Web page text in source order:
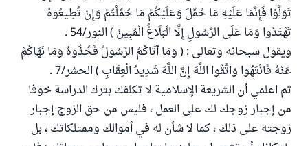
تَوَلَّوْا فَإِنَّمَا عَلَيْهِ مَا حُمِّلَ وَعَلَيْكُمْ مَا حُمِّلْتُمْ وَإِنْ تُطِيعُوهُ
تَهْتَدُوا وَمَا عَلَى الرَّسُولِ إِلَّا الْبَلَاغُ الْمُبِينُ ) النور/54 .
ويقول سبحانه وتعالى : ( وَمَا آتَاكُمُ الرَّسُولُ فَخُذُوهُ وَمَا نَهَاكُمْ
عَنْهُ فَانْتَهُوا وَاتَّقُوا اللَّهَ إِنَّ اللَّهَ شَدِيدُ الْعِقَابِ ) الحشر/7 .
ثم اعلمي أن الشريعة الإسلامية لا تكلفك بترك الدراسة خوفا
من إجبار زوجك لك على العمل ، فليس من حق الزوج إجبار
زوجته على ذلك ، كما لا شأن له في أموالك وممتلكاتك ، بل